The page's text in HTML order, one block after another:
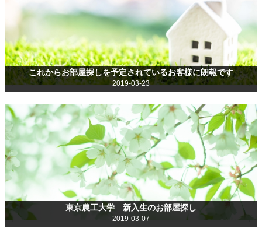
これからお部屋探しを予定されているお客様に朗報です
2019-03-23
東京農工大学 新入生のお部屋探し
2019-03-07